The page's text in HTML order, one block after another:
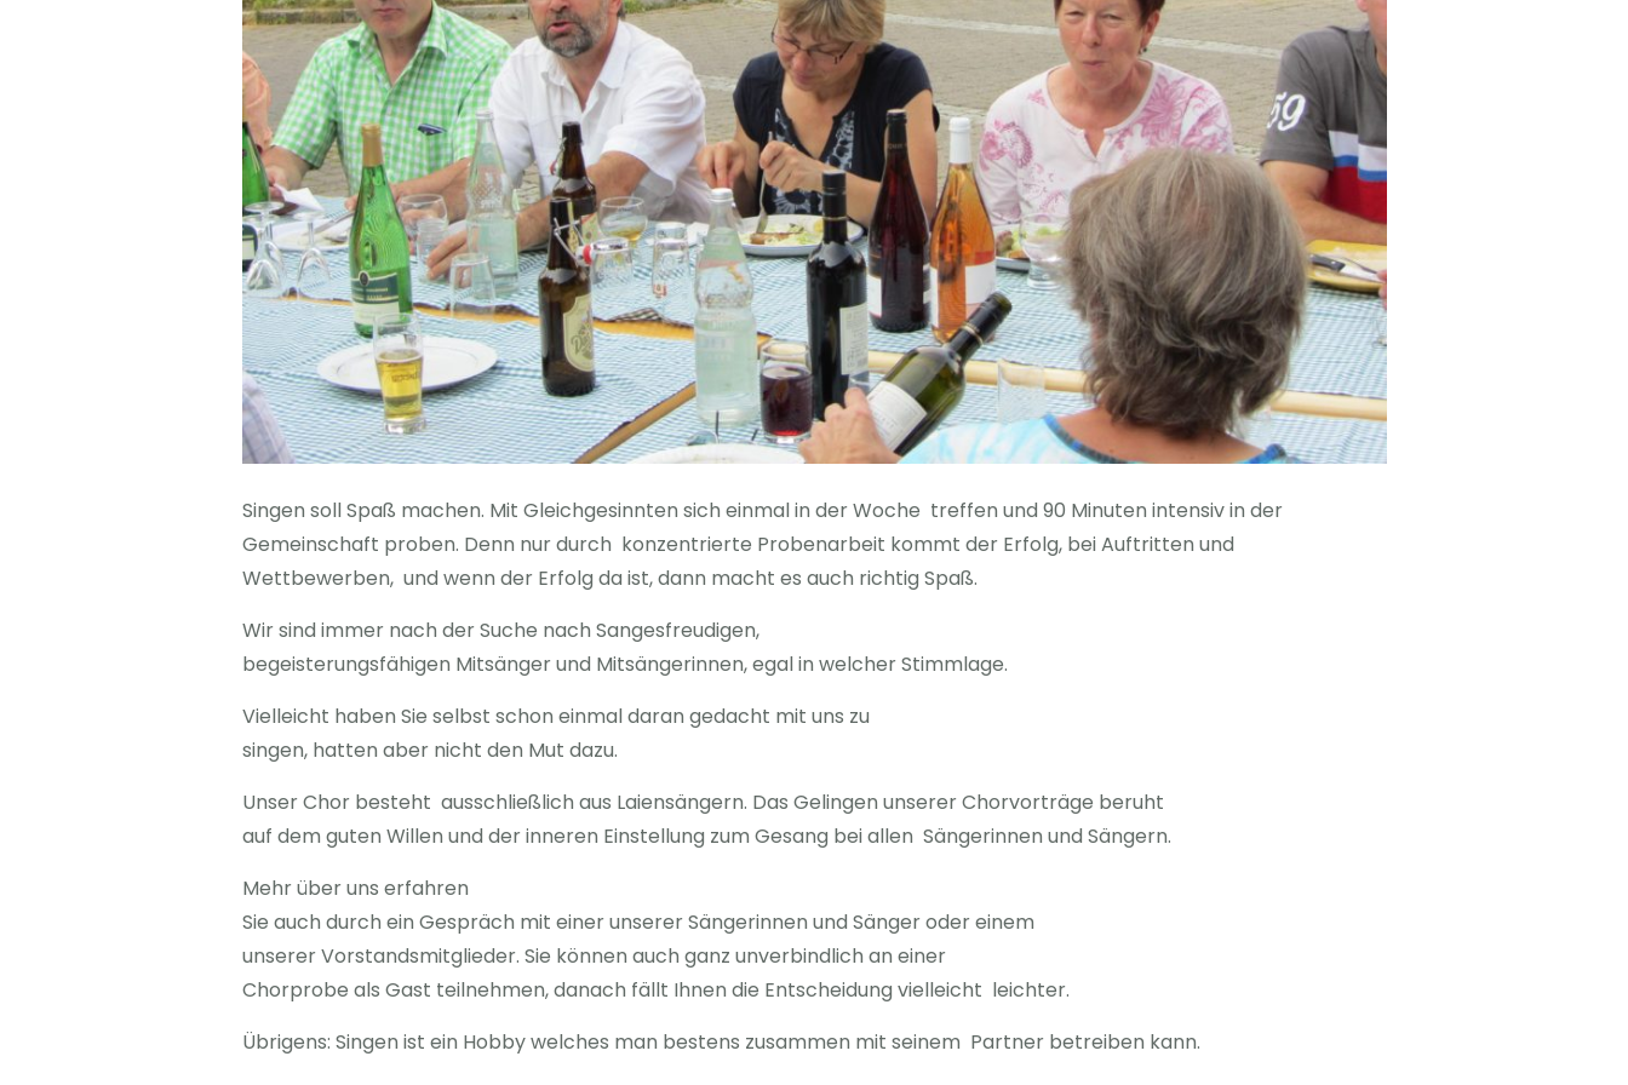
Singen soll Spaß machen. Mit Gleichgesinnten sich einmal in der Woche treffen und 90 Minuten intensiv in der
Gemeinschaft proben. Denn nur durch konzentrierte Probenarbeit kommt der Erfolg, bei Auftritten und
Wettbewerben, und wenn der Erfolg da ist, dann macht es auch richtig Spaß.
Wir sind immer nach der Suche nach Sangesfreudigen,
begeisterungsfähigen Mitsänger und Mitsängerinnen, egal in welcher Stimmlage.
Vielleicht haben Sie selbst schon einmal daran gedacht mit uns zu
singen, hatten aber nicht den Mut dazu.
Unser Chor besteht ausschließlich aus Laiensängern. Das Gelingen unserer Chorvorträge beruht
auf dem guten Willen und der inneren Einstellung zum Gesang bei allen Sängerinnen und Sängern.
Mehr über uns erfahren
Sie auch durch ein Gespräch mit einer unserer Sängerinnen und Sänger oder einem
unserer Vorstandsmitglieder. Sie können auch ganz unverbindlich an einer
Chorprobe als Gast teilnehmen, danach fällt Ihnen die Entscheidung vielleicht leichter.
Übrigens: Singen ist ein Hobby welches man bestens zusammen mit seinem Partner betreiben kann.